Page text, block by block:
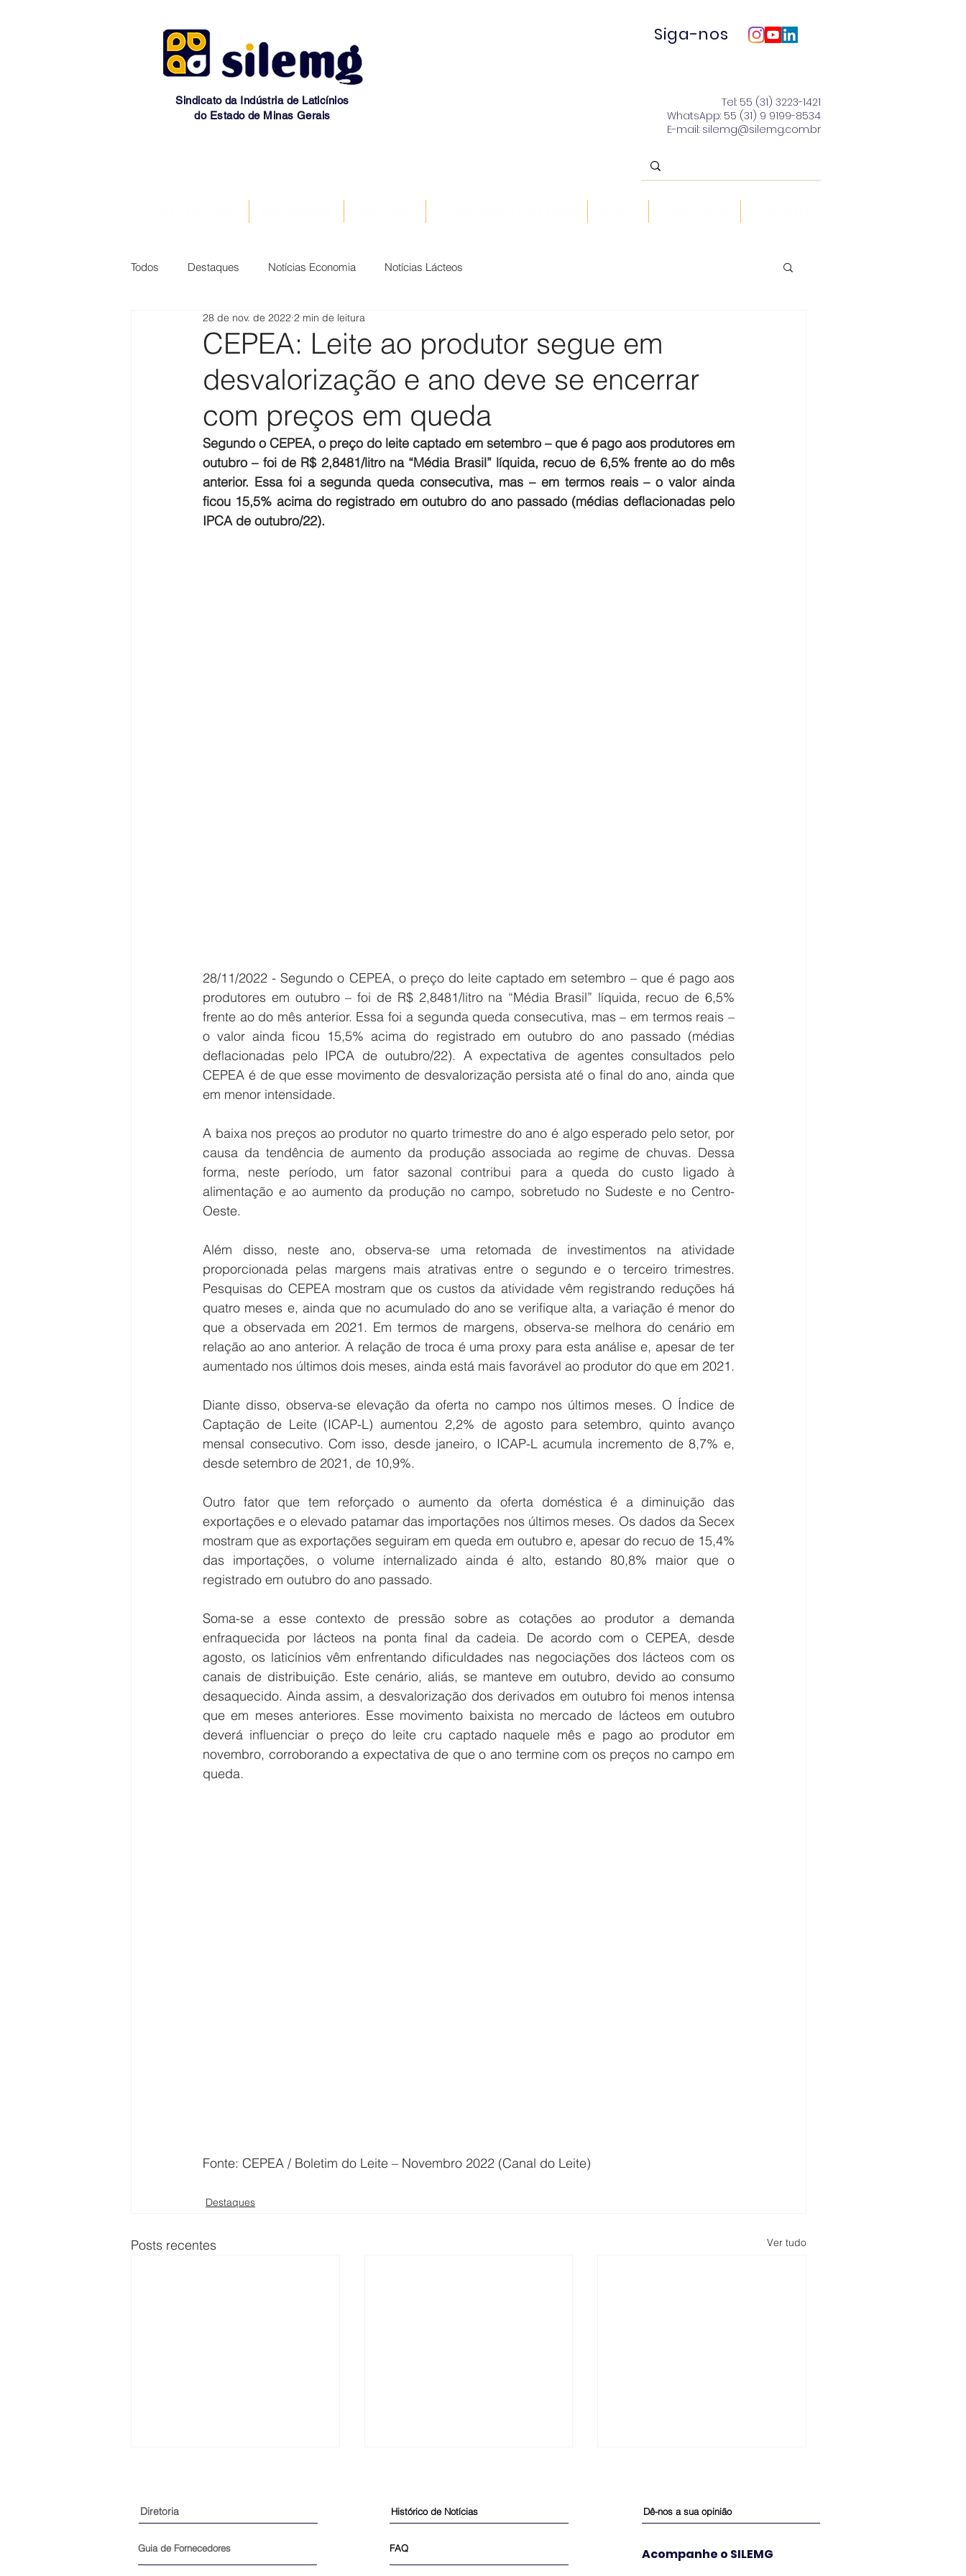
Sindicato da Indústria de Laticínios
do Estado de Minas Gerais
Siga-nos
Tel: 55 (31) 3223-1421
WhatsApp: 55 (31) 9 9199-8534
E-mail: silemg@silemg.com.br
Todos Destaques Notícias Economia Notícias Lácteos
CEPEA: Leite ao produtor segue em
desvalorização e ano deve se encerrar
com preços em queda
28 de nov. de 2022 2 min de leitura
Segundo o CEPEA, o preço do leite captado em setembro – que é pago aos produtores em
outubro – foi de R$ 2,8481/litro na “Média Brasil” líquida, recuo de 6,5% frente ao do mês
anterior. Essa foi a segunda queda consecutiva, mas – em termos reais – o valor ainda
ficou 15,5% acima do registrado em outubro do ano passado (médias deflacionadas pelo
IPCA de outubro/22).
28/11/2022 - Segundo o CEPEA, o preço do leite captado em setembro – que é pago aos
produtores em outubro – foi de R$ 2,8481/litro na “Média Brasil” líquida, recuo de 6,5%
frente ao do mês anterior. Essa foi a segunda queda consecutiva, mas – em termos reais –
o valor ainda ficou 15,5% acima do registrado em outubro do ano passado (médias
deflacionadas pelo IPCA de outubro/22). A expectativa de agentes consultados pelo
CEPEA é de que esse movimento de desvalorização persista até o final do ano, ainda que
em menor intensidade.
A baixa nos preços ao produtor no quarto trimestre do ano é algo esperado pelo setor, por
causa da tendência de aumento da produção associada ao regime de chuvas. Dessa
forma, neste período, um fator sazonal contribui para a queda do custo ligado à
alimentação e ao aumento da produção no campo, sobretudo no Sudeste e no Centro-
Oeste.
Além disso, neste ano, observa-se uma retomada de investimentos na atividade
proporcionada pelas margens mais atrativas entre o segundo e o terceiro trimestres.
Pesquisas do CEPEA mostram que os custos da atividade vêm registrando reduções há
quatro meses e, ainda que no acumulado do ano se verifique alta, a variação é menor do
que a observada em 2021. Em termos de margens, observa-se melhora do cenário em
relação ao ano anterior. A relação de troca é uma proxy para esta análise e, apesar de ter
aumentado nos últimos dois meses, ainda está mais favorável ao produtor do que em 2021.
Diante disso, observa-se elevação da oferta no campo nos últimos meses. O Índice de
Captação de Leite (ICAP-L) aumentou 2,2% de agosto para setembro, quinto avanço
mensal consecutivo. Com isso, desde janeiro, o ICAP-L acumula incremento de 8,7% e,
desde setembro de 2021, de 10,9%.
Outro fator que tem reforçado o aumento da oferta doméstica é a diminuição das
exportações e o elevado patamar das importações nos últimos meses. Os dados da Secex
mostram que as exportações seguiram em queda em outubro e, apesar do recuo de 15,4%
das importações, o volume internalizado ainda é alto, estando 80,8% maior que o
registrado em outubro do ano passado.
Soma-se a esse contexto de pressão sobre as cotações ao produtor a demanda
enfraquecida por lácteos na ponta final da cadeia. De acordo com o CEPEA, desde
agosto, os laticínios vêm enfrentando dificuldades nas negociações dos lácteos com os
canais de distribuição. Este cenário, aliás, se manteve em outubro, devido ao consumo
desaquecido. Ainda assim, a desvalorização dos derivados em outubro foi menos intensa
que em meses anteriores. Esse movimento baixista no mercado de lácteos em outubro
deverá influenciar o preço do leite cru captado naquele mês e pago ao produtor em
novembro, corroborando a expectativa de que o ano termine com os preços no campo em
queda.
Fonte: CEPEA / Boletim do Leite – Novembro 2022 (Canal do Leite)
Destaques
Posts recentes Ver tudo
FAQ
Dê-nos a sua opinião
Histórico de Notícias
Guia de Fornecedores
Diretoria
Acompanhe o SILEMG